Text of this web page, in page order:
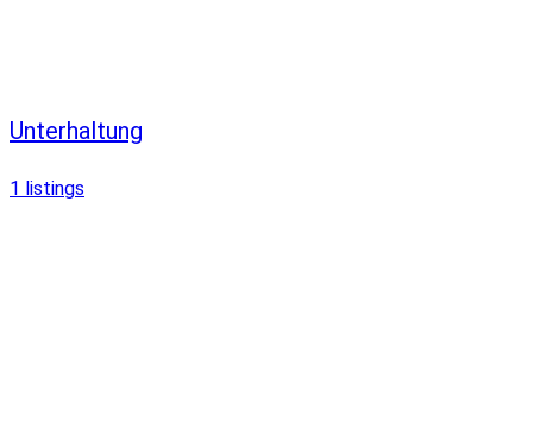
Unterhaltung
1 listings